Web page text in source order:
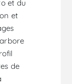
et du
et
de